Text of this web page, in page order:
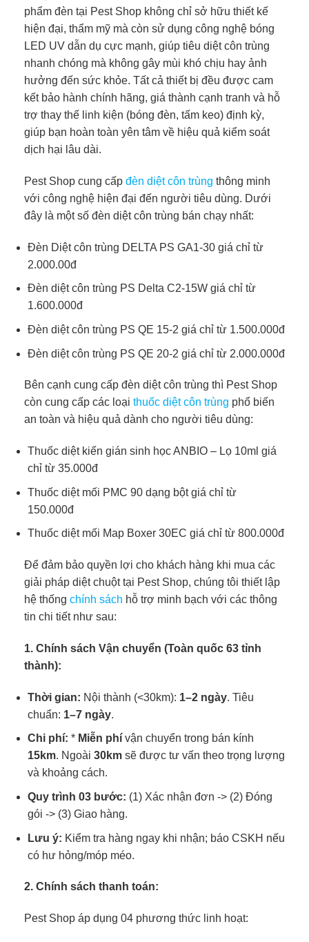
phẩm đèn tại Pest Shop không chỉ sở hữu thiết kế
hiện đại, thẩm mỹ mà còn sử dụng công nghệ bóng
LED UV dẫn dụ cực mạnh, giúp tiêu diệt côn trùng
nhanh chóng mà không gây mùi khó chịu hay ảnh
hưởng đến sức khỏe. Tất cả thiết bị đều được cam
kết bảo hành chính hãng, giá thành cạnh tranh và hỗ
trợ thay thế linh kiện (bóng đèn, tấm keo) định kỳ,
giúp bạn hoàn toàn yên tâm về hiệu quả kiểm soát
dịch hại lâu dài.
Pest Shop cung cấp đèn diệt côn trùng thông minh
với công nghệ hiện đại đến người tiêu dùng. Dưới
đây là một số đèn diệt côn trùng bán chạy nhất:
Đèn Diệt côn trùng DELTA PS GA1-30 giá chỉ từ
2.000.00đ
Đèn diệt côn trùng PS Delta C2-15W giá chỉ từ
1.600.000đ
Đèn diệt côn trùng PS QE 15-2 giá chỉ từ 1.500.000đ
Đèn diệt côn trùng PS QE 20-2 giá chỉ từ 2.000.000đ
Bên cạnh cung cấp đèn diệt côn trùng thì Pest Shop
còn cung cấp các loại thuốc diệt côn trùng phổ biến
an toàn và hiệu quả dành cho người tiêu dùng:
Thuốc diệt kiến gián sinh học ANBIO – Lọ 10ml giá
chỉ từ 35.000đ
Thuốc diệt mối PMC 90 dạng bột giá chỉ từ
150.000đ
Thuốc diệt mối Map Boxer 30EC giá chỉ từ 800.000đ
Để đảm bảo quyền lợi cho khách hàng khi mua các
giải pháp diệt chuột tại Pest Shop, chúng tôi thiết lập
hệ thống chính sách hỗ trợ minh bạch với các thông
tin chi tiết như sau:
1. Chính sách Vận chuyển (Toàn quốc 63 tỉnh
thành):
Thời gian: Nội thành (<30km): 1–2 ngày. Tiêu
chuẩn: 1–7 ngày.
Chi phí: * Miễn phí vận chuyển trong bán kính
15km. Ngoài 30km sẽ được tư vấn theo trọng lượng
và khoảng cách.
Quy trình 03 bước: (1) Xác nhận đơn -> (2) Đóng
gói -> (3) Giao hàng.
Lưu ý: Kiểm tra hàng ngay khi nhận; báo CSKH nếu
có hư hỏng/móp méo.
2. Chính sách thanh toán:
Pest Shop áp dụng 04 phương thức linh hoạt: